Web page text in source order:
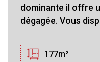
dominante il offre
dégagée. Vous
177m²